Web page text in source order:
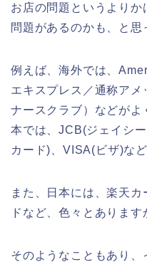
お店の問題というよりか
問題があるのかも、と思
例えば、海外では、
エキスプレス／通称ア
ナースクラブ）などがよ
本では、JCB(ジェイシ
カード)、VISA(ビザ)な
また、日本には、楽天
ドなど、色々とあります
そのようなこともあり、